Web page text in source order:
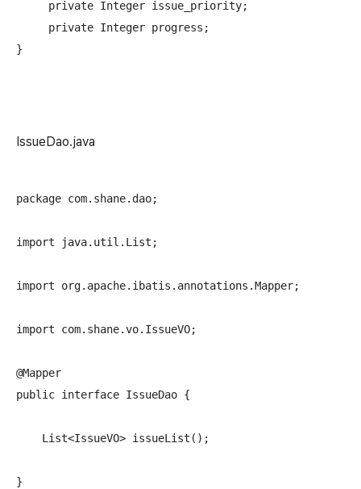
     private Integer issue_priority;
     private Integer progress;
IssueDao.java
package com.shane.dao;
import java.util.List;
import org.apache.ibatis.annotations.Mapper;
import com.shane.vo.IssueVO;
@Mapper
public interface IssueDao {
    List<IssueVO> issueList();